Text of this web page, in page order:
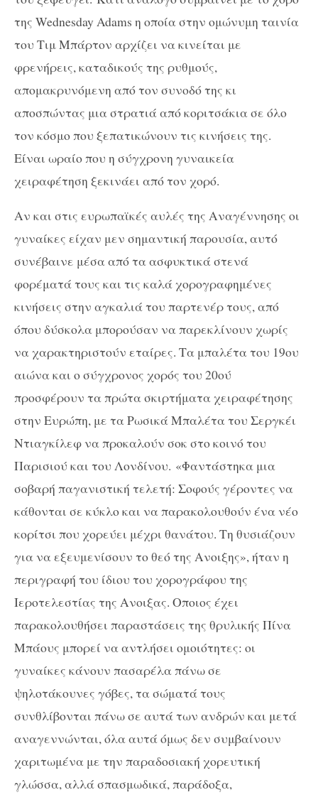
της Wednesday Adams η οποία στην ομώνυμη ταινία
του Τιμ Μπάρτον αρχίζει να κινείται με
φρενήρεις, καταδικούς της ρυθμούς,
απομακρυνόμενη από τον συνοδό της κι
αποσπώντας μια στρατιά από κοριτσάκια σε όλο
τον κόσμο που ξεπατικώνουν τις κινήσεις της.
Είναι ωραίο που η σύγχρονη γυναικεία
χειραφέτηση ξεκινάει από τον χορό.
Αν και στις ευρωπαϊκές αυλές της Αναγέννησης οι
γυναίκες είχαν μεν σημαντική παρουσία, αυτό
συνέβαινε μέσα από τα ασφυκτικά στενά
φορέματά τους και τις καλά χορογραφημένες
κινήσεις στην αγκαλιά του παρτενέρ τους, από
όπου δύσκολα μπορούσαν να παρεκλίνουν χωρίς
να χαρακτηριστούν εταίρες. Τα μπαλέτα του 19ου
αιώνα και ο σύγχρονος χορός του 20ού
προσφέρουν τα πρώτα σκιρτήματα χειραφέτησης
στην Ευρώπη, με τα Ρωσικά Μπαλέτα του Σεργκέι
Ντιαγκίλεφ να προκαλούν σοκ στο κοινό του
Παρισιού και του Λονδίνου. «Φαντάστηκα μια
σοβαρή παγανιστική τελετή: Σοφούς γέροντες να
κάθονται σε κύκλο και να παρακολουθούν ένα νέο
κορίτσι που χορεύει μέχρι θανάτου. Τη θυσιάζουν
για να εξευμενίσουν το θεό της Ανοιξης», ήταν η
περιγραφή του ίδιου του χορογράφου της
Ιεροτελεστίας της Ανοιξας. Οποιος έχει
παρακολουθήσει παραστάσεις της θρυλικής Πίνα
Μπάους μπορεί να αντλήσει ομοιότητες: οι
γυναίκες κάνουν πασαρέλα πάνω σε
ψηλοτάκουνες γόβες, τα σώματά τους
συνθλίβονται πάνω σε αυτά των ανδρών και μετά
αναγεννώνται, όλα αυτά όμως δεν συμβαίνουν
χαριτωμένα με την παραδοσιακή χορευτική
γλώσσα, αλλά σπασμωδικά, παράδοξα,